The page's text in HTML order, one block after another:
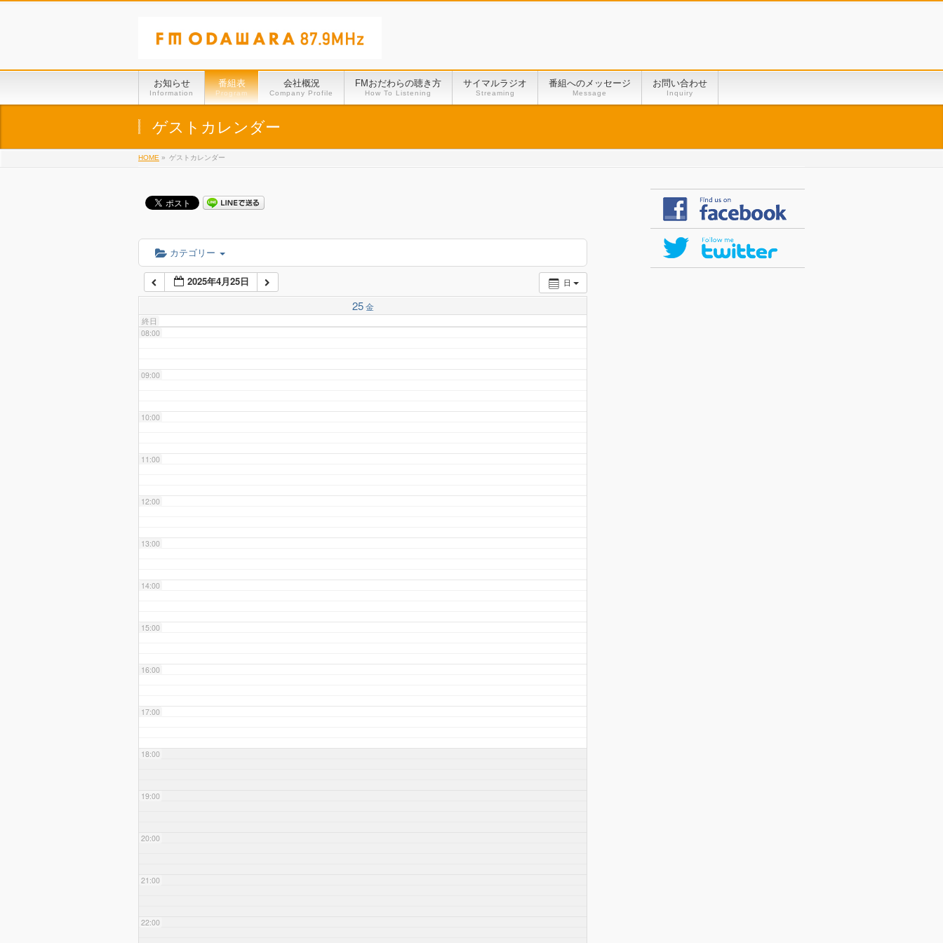
お知らせ
Information
番組表
Program
会社概況
Company Profile
FMおだわらの聴き方
How To Listening
サイマルラジオ
Streaming
番組へのメッセージ
Message
お問い合わせ
Inquiry
ゲストカレンダー
HOME » ゲストカレンダー
カテゴリー
日
2025年4月25日
25 金
終日
01:00
02:00
03:00
04:00
05:00
06:00
07:00
08:00
09:00
10:00
11:00
12:00
13:00
14:00
15:00
16:00
17:00
18:00
19:00
20:00
21:00
22:00